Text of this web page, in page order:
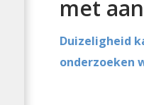
met
Duizeligheid
onderzoeken